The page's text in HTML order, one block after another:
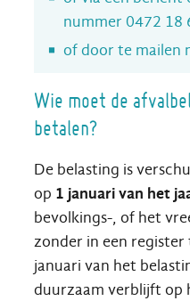
nummer 0472 18
of door te mailen
Wie moet de
betalen?
De belasting is
op 1 januari van het
bevolkings-, of het
zonder in een register
januari van het
duurzaam verblijft op